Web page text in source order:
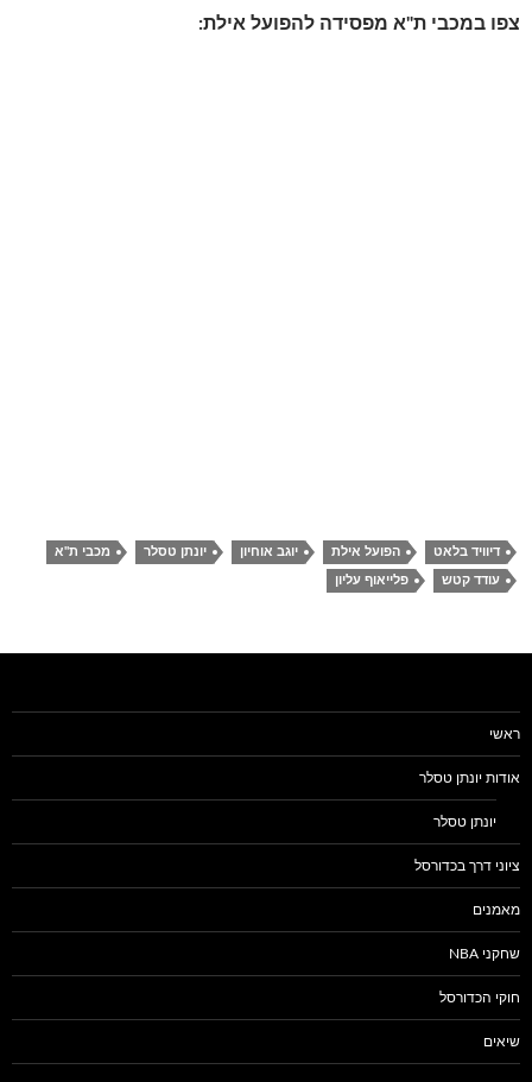
צפו במכבי ת"א מפסידה להפועל אילת:
דיוויד בלאט הפועל אילת יוגב אוחיון יונתן טסלר מכבי ת"א
עודד קטש פלייאוף עליון
ראשי
אודות יונתן טסלר
יונתן טסלר
ציוני דרך בכדורסל
מאמנים
שחקני NBA
חוקי הכדורסל
שיאים